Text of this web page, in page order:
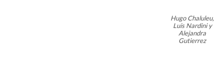
Hugo Chaluleu,
Luis Nardini y
Alejandra
Gutierrez